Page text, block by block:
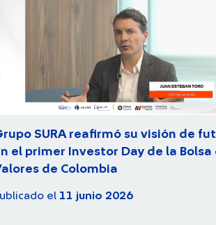
SURA reafirmó su visión de
el primer Investor Day de la Bolsa
de Colombia
el 11 junio 2026